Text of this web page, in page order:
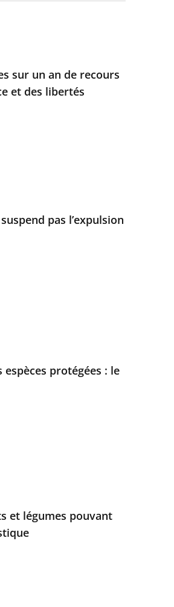
sur un an de recours
et des libertés
pas l’expulsion
protégées : le
et légumes pouvant